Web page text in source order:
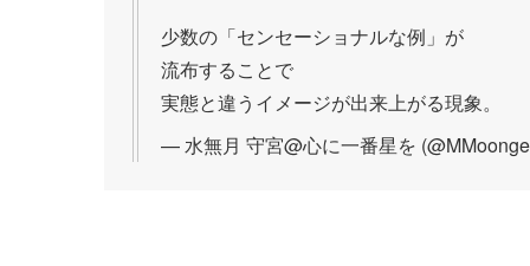
少数の「センセーショナルな例」が
流布することで
実態と違うイメージが出来上がる現象。
— 水無月 守宮@心に一番星を